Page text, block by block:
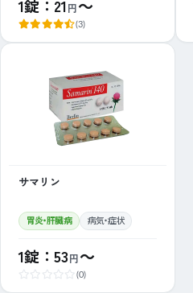
1錠：21円～
(3)
サマリン
胃炎・肝臓病 病気・症状
1錠：53円～
(0)